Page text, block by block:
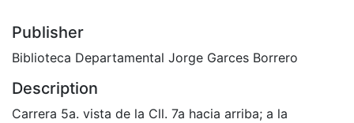
Publisher
Biblioteca Departamental Jorge Garces Borrero
Description
Carrera 5a. vista de la Cll. 7a hacia arriba; a la